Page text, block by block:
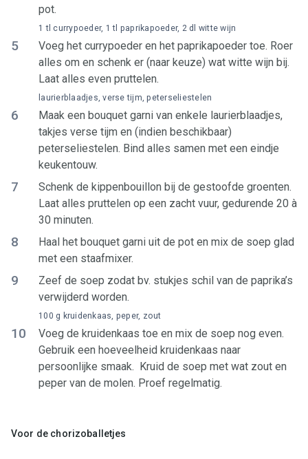
pot.
5
Voeg het currypoeder en het paprikapoeder toe. Roer
alles om en schenk er (naar keuze) wat witte wijn bij.
Laat alles even pruttelen.
1 tl currypoeder, 1 tl paprikapoeder, 2 dl witte wijn
6
Maak een bouquet garni van enkele laurierblaadjes,
takjes verse tijm en (indien beschikbaar)
peterseliestelen. Bind alles samen met een eindje
keukentouw.
laurierblaadjes, verse tijm, peterseliestelen
7
Schenk de kippenbouillon bij de gestoofde groenten.
Laat alles pruttelen op een zacht vuur, gedurende 20 à
30 minuten.
8
Haal het bouquet garni uit de pot en mix de soep glad
met een staafmixer.
9
Zeef de soep zodat bv. stukjes schil van de paprika’s
verwijderd worden.
10
Voeg de kruidenkaas toe en mix de soep nog even.
Gebruik een hoeveelheid kruidenkaas naar
persoonlijke smaak. Kruid de soep met wat zout en
peper van de molen. Proef regelmatig.
100 g kruidenkaas, peper, zout
Voor de chorizoballetjes